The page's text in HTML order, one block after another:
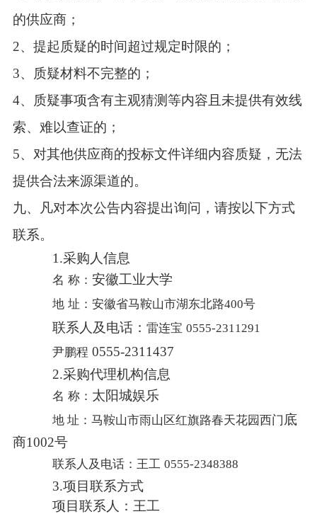
的供应商；
2、提起质疑的时间超过规定时限的；
3、质疑材料不完整的；
4、质疑事项含有主观猜测等内容且未提供有效线
索、难以查证的；
5、对其他供应商的投标文件详细内容质疑，无法
提供合法来源渠道的。
九、凡对本次公告内容提出询问，请按以下方式
联系。
1.采购人信息
名 称： 安徽工业大学
地 址： 安徽省马鞍山市湖东北路400号
联系人及电话： 雷连宝 0555-2311291
尹鹏程 0555-2311437
2.采购代理机构信息
名 称： 太阳城娱乐
地 址：马鞍山市雨山区红旗路春天花园西门 底
商1002号
联系人及电话：王工 0555-2348388
3.项目联系方式
项目联系人：王工